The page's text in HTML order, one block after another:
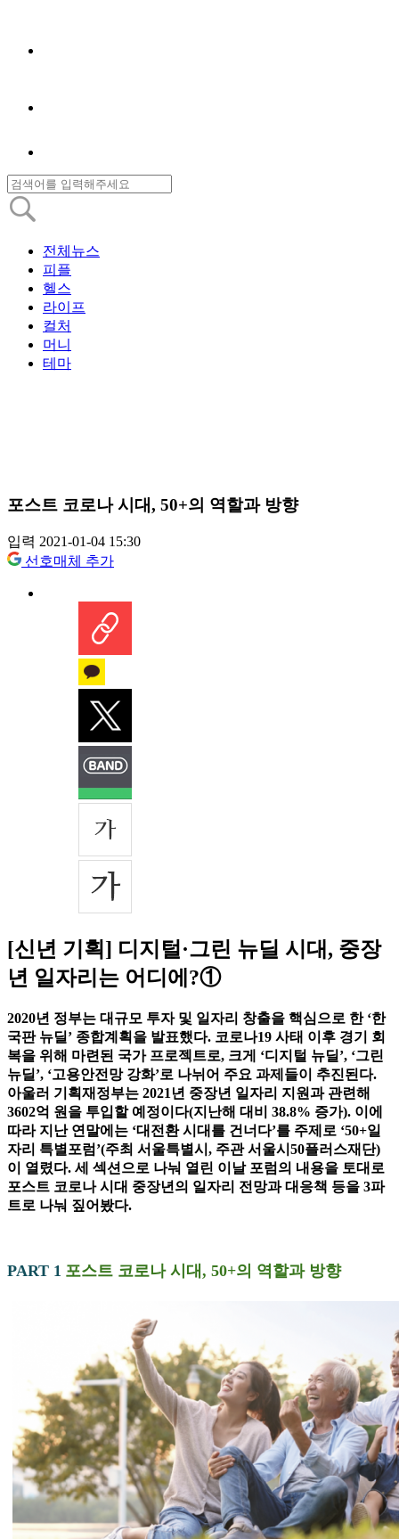
전체뉴스
피플
헬스
라이프
컬처
머니
테마
포스트 코로나 시대, 50+의 역할과 방향
입력 2021-01-04 15:30
선호매체 추가
[신년 기획] 디지털·그린 뉴딜 시대, 중장
년 일자리는 어디에?①
2020년 정부는 대규모 투자 및 일자리 창출을 핵심으로 한 ‘한
국판 뉴딜’ 종합계획을 발표했다. 코로나19 사태 이후 경기 회
복을 위해 마련된 국가 프로젝트로, 크게 ‘디지털 뉴딜’, ‘그린
뉴딜’, ‘고용안전망 강화’로 나뉘어 주요 과제들이 추진된다.
아울러 기획재정부는 2021년 중장년 일자리 지원과 관련해
3602억 원을 투입할 예정이다(지난해 대비 38.8% 증가). 이에
따라 지난 연말에는 ‘대전환 시대를 건너다’를 주제로 ‘50+일
자리 특별포럼’(주최 서울특별시, 주관 서울시50플러스재단)
이 열렸다. 세 섹션으로 나눠 열린 이날 포럼의 내용을 토대로
포스트 코로나 시대 중장년의 일자리 전망과 대응책 등을 3파
트로 나눠 짚어봤다.
PART 1 포스트 코로나 시대, 50+의 역할과 방향